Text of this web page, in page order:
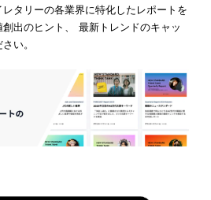
タリーの各業界に特化したレポートを
出のヒント、 最新トレンドのキャッ
い。